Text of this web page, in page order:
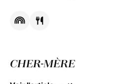
CHER-MÈRE